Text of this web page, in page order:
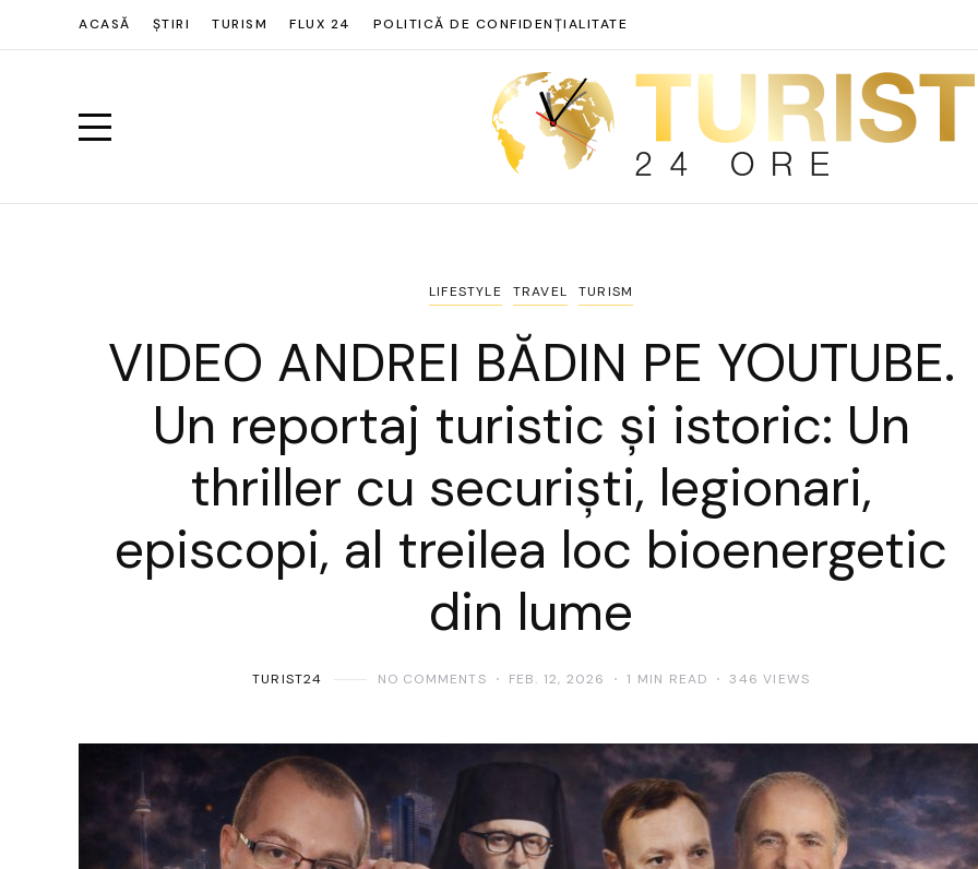
ACASĂ ȘTIRI TURISM FLUX 24 POLITICĂ DE CONFIDENȚIALITATE
LIFESTYLE TRAVEL TURISM
VIDEO ANDREI BĂDIN PE YOUTUBE.
Un reportaj turistic și istoric: Un
thriller cu securiști, legionari,
episcopi, al treilea loc bioenergetic
din lume
TURIST24 NO COMMENTS FEB. 12, 2026 1 MIN READ 346 VIEWS